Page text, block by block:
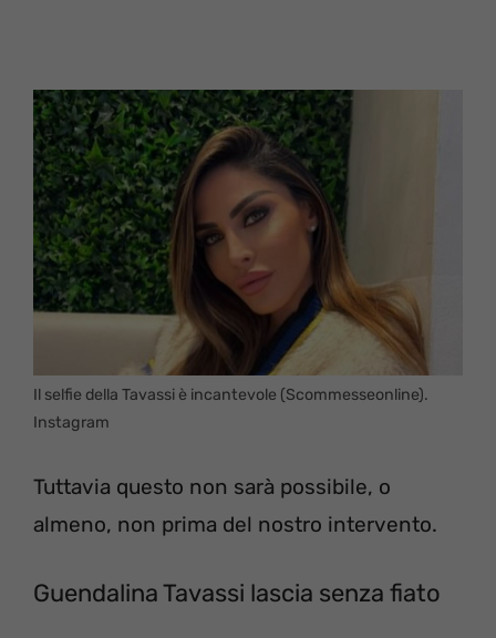
Il selfie della Tavassi è incantevole (Scommesseonline).
Instagram
Tuttavia questo non sarà possibile, o
almeno, non prima del nostro intervento.
Guendalina Tavassi lascia senza fiato